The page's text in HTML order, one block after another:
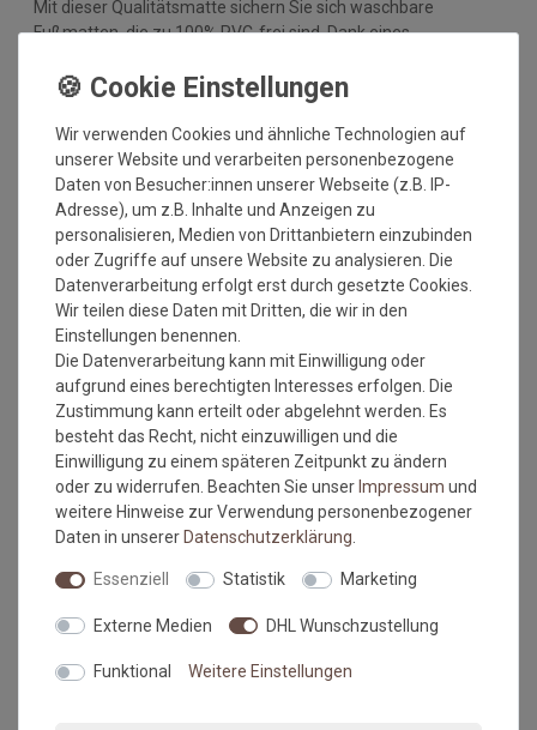
Mit dieser Qualitätsmatte sichern Sie sich waschbare
Fußmatten, die zu 100% PVC-frei sind. Dank eines
ruschfest. Einem sicheren Gebrauch auch auf
Fußbodenheizungen steht somit nichts mehr im Wege.
Vor dem ersten Gebrauch waschen Sie die Fußmatte separat
bei angegebener Temperatur mit Feinwaschmittel und legen
sie flach zum Trocknen aus. Dadurch richten sich die Fasern
auf, der Mattenflor wird aktiviert und transportbedingte Falten
und Knicke werden wieder glatt. Pflegen Sie so Ihre
Fußmatte regelmäßig und Sie werden überrascht sein, wie
viele Jahre Qualität und Farbe erhalten bleiben.
Waschtipps:
Matten, die nicht mehr in die Waschmaschine passen, können
mit einem Dampfstrahler (aus Entfernung) gereinigt werden
oder bei einer Wäscherei abgegeben werden. Ganz wichtig ist
auch, dass man die Matten nicht gefaltet und auch nicht mit
anderen Wäschestücken in die Maschine legt, damit die Matte
nicht mit Knicken wieder aus der Maschine kommt. Dies ist
kein Materialfehler und stellt auch keinen Reklamationsgrund
Falls dies doch mal passiert, auf keinen Fall in den Trockner
nächsten Waschen sollten die wieder verschwunden sein.
Maßtoleranzen und Farbabweichungen:
Wir verwenden Cookies und ähnliche Technologien auf
unserer Website und verarbeiten personenbezogene
Daten von Besucher:innen unserer Webseite (z.B. IP-
Adresse), um z.B. Inhalte und Anzeigen zu
personalisieren, Medien von Drittanbietern einzubinden
oder Zugriffe auf unsere Website zu analysieren. Die
Datenverarbeitung erfolgt erst durch gesetzte Cookies.
Wir teilen diese Daten mit Dritten, die wir in den
Einstellungen benennen.
Die Datenverarbeitung kann mit Einwilligung oder
aufgrund eines berechtigten Interesses erfolgen. Die
Zustimmung kann erteilt oder abgelehnt werden. Es
besteht das Recht, nicht einzuwilligen und die
Einwilligung zu einem späteren Zeitpunkt zu ändern
oder zu widerrufen. Beachten Sie unser Impressum und
weitere Hinweise zur Verwendung personenbezogener
Daten in unserer Daten­schutz­erklärung
Essenziell Statistik Marketing
Externe Medien DHL Wunschzustellung
Funktional Weitere Einstellungen